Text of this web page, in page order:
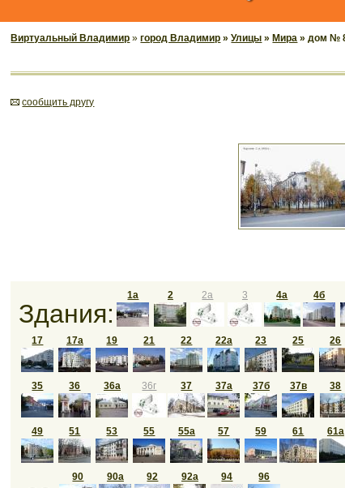
Виртуальный Владимир »город Владимир »Улицы » Мира » дом №
cообщить другу
Здания:
1а 2 2а 3 4а 4б
17 17а 19 21 22 22а 23 25 26
35 36 36а 36г 37 37а 37б 37в 38
49 51 53 55 55а 57 59 61 61а
90 90а 92 92а 94 96